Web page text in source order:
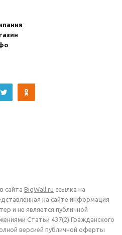
сайта BigWall.ru ссылка на
на сайте информация
и не является публичной
Статьи 437(2) Гражданского
версией публичной оферты